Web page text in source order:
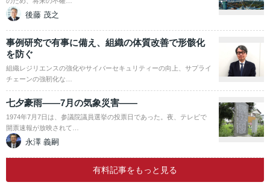
後藤 茂之
事例研究で有事に備え、組織の体質改善で形骸化
を防ぐ
組織レジリエンスの強化やサイバーセキュリティーの向上、サプライ
チェーンの強靭化な…
七夕豪雨――7月の気象災害――
1974年7月7日は、参議院議員選挙の投票日であった。夜、テレビで
開票速報が放映されて…
永澤 義嗣
有料記事をもっと見る